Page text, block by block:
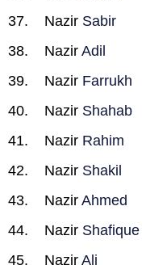
Nazir Sabir
Nazir Adil
Nazir Farrukh
Nazir Shahab
Nazir Rahim
Nazir Shakil
Nazir Ahmed
Nazir Shafique
Nazir Ali